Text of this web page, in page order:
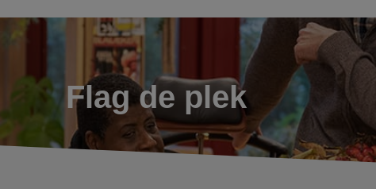
Flag de plek